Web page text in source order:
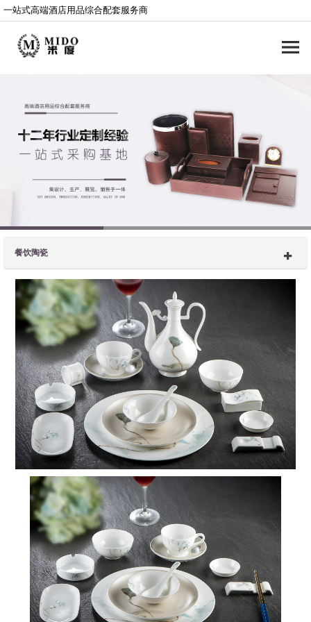
一站式高端酒店用品综合配套服务商
餐饮陶瓷